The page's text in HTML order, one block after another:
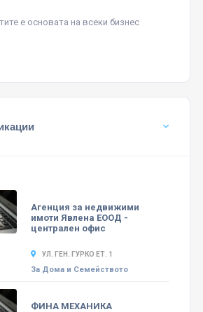
е основата на всеки бизнес
Агенция за недвижими
имоти Явлена ЕООД -
централен офис
УЛ. ГЕН. ГУРКО ЕТ. 1
За Дома и Семейството
ФИНА МЕХАНИКА